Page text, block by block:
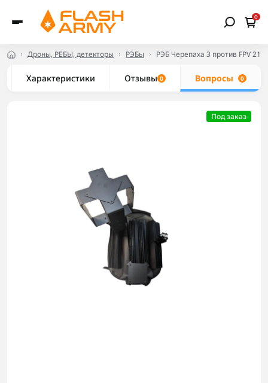
0
Дроны, РЕБЫ, детекторы РЭБы РЭБ Черепаха 3 против FPV
Характеристики Отзывы 0 Вопросы 0
Под заказ